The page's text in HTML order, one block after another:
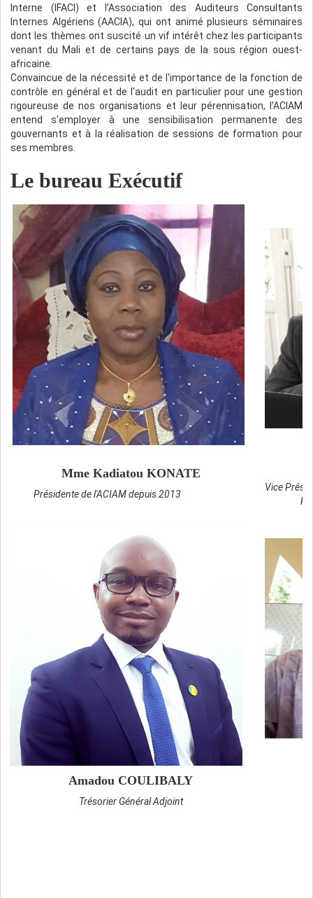
Interne (IFACI) et l’Association des Auditeurs Consultants
Internes Algériens (AACIA), qui ont animé plusieurs séminaires
dont les thèmes ont suscité un vif intérêt chez les participants
venant du Mali et de certains pays de la sous région ouest-
africaine.
Convaincue de la nécessité et de l'importance de la fonction de
contrôle en général et de l'audit en particulier pour une gestion
rigoureuse de nos organisations et leur pérennisation, l'ACIAM
entend s'employer à une sensibilisation permanente des
gouvernants et à la réalisation de sessions de formation pour
ses membres.
Le bureau Exécutif
Mme Kadiatou KONATE
Présidente de l'ACIAM depuis 2013
Vice
Amadou COULIBALY
Trésorier Général Adjoint